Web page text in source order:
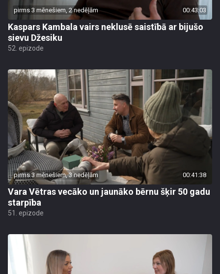
pirms 3 mēnešiem, 2 nedēļām 00:43:03
Kaspars Kambala vairs neklusē saistībā ar bijušo
sievu Džesiku
52. epizode
pirms 3 mēnešiem, 3 nedēļām 00:41:38
Vara Vētras vecāko un jaunāko bērnu šķir 50 gadu
starpība
51. epizode